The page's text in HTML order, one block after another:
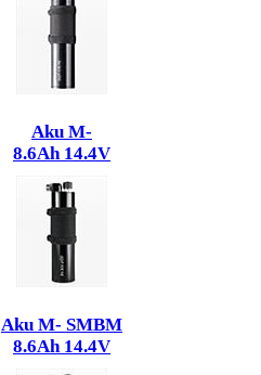
Aku M-
8.6Ah 14.4V
Aku M- SMBM
8.6Ah 14.4V